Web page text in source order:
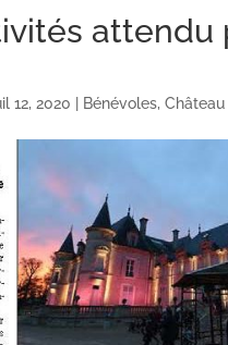
12, 2020 | Bénévoles,